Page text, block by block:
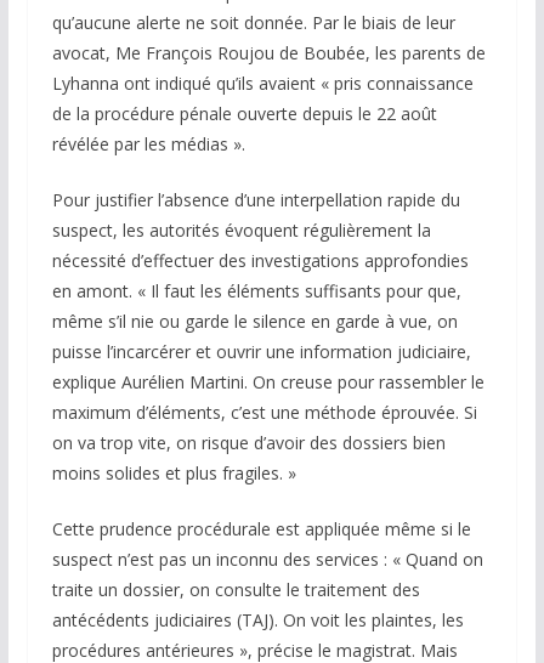
qu’aucune alerte ne soit donnée. Par le biais de leur
avocat, Me François Roujou de Boubée, les parents de
Lyhanna ont indiqué qu’ils avaient « pris connaissance
de la procédure pénale ouverte depuis le 22 août
révélée par les médias ».
Pour justifier l’absence d’une interpellation rapide du
suspect, les autorités évoquent régulièrement la
nécessité d’effectuer des investigations approfondies
en amont. « Il faut les éléments suffisants pour que,
même s’il nie ou garde le silence en garde à vue, on
puisse l’incarcérer et ouvrir une information judiciaire,
explique Aurélien Martini. On creuse pour rassembler le
maximum d’éléments, c’est une méthode éprouvée. Si
on va trop vite, on risque d’avoir des dossiers bien
moins solides et plus fragiles. »
Cette prudence procédurale est appliquée même si le
suspect n’est pas un inconnu des services : « Quand on
traite un dossier, on consulte le traitement des
antécédents judiciaires (TAJ). On voit les plaintes, les
procédures antérieures », précise le magistrat. Mais